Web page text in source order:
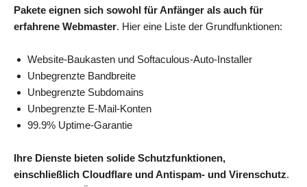
Pakete eignen sich sowohl für Anfänger als auch für
erfahrene Webmaster. Hier eine Liste der Grundfunktionen:
Website-Baukasten und Softaculous-Auto-Installer
Unbegrenzte Bandbreite
Unbegrenzte Subdomains
Unbegrenzte E-Mail-Konten
99.9% Uptime-Garantie
Ihre Dienste bieten solide Schutzfunktionen,
einschließlich Cloudflare und Antispam- und Virenschutz.